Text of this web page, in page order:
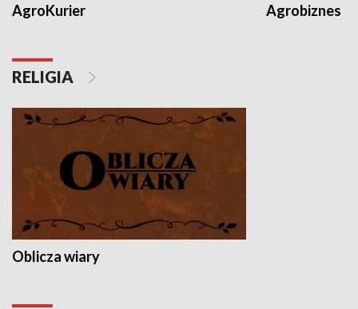
AgroKurier Agrobiznes
RELIGIA
Oblicza wiary